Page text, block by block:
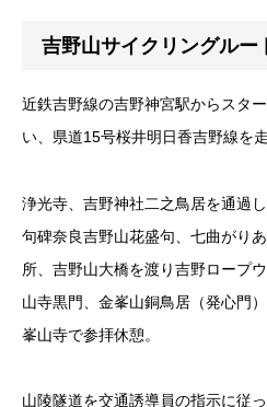
吉野山サイクリングルー
近鉄吉野線の吉野神宮駅からスタ
い、県道15号桜井明日香吉野線を
浄光寺、吉野神社二之鳥居を通過
句碑奈良吉野山花盛句、七曲がり
所、吉野山大橋を渡り吉野ロープ
山寺黒門、金峯山銅鳥居（発心門
峯山寺で参拝休憩。
山陵隧道を交通誘導員の指示に従